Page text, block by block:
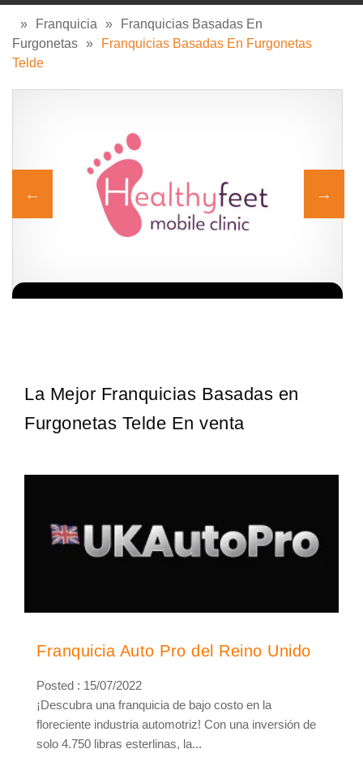
» Franquicia »
Franquicias Basadas En
Furgonetas »
Franquicias Basadas En Furgonetas
Telde
La Mejor Franquicias Basadas en
Furgonetas Telde En venta
Franquicia Auto Pro del Reino Unido
Posted : 15/07/2022
¡Descubra una franquicia de bajo costo en la
floreciente industria automotriz! Con una inversión de
solo 4.750 libras esterlinas, la...